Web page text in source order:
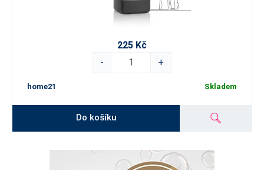
225 Kč
-
+
home21 Skladem
Do košíku